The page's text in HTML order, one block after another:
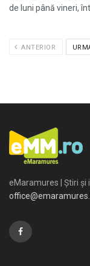
de luni până vineri,
ANTERIOR
eMaramures | Știri și